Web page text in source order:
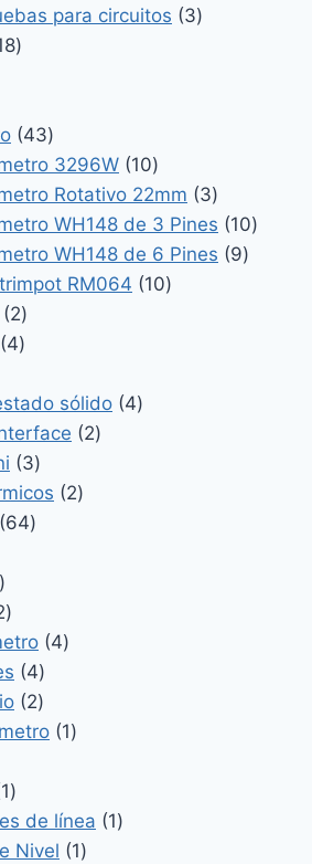
productos
para circuitos 33
18
4343
productos
3296W 1010
productos
Rotativo 22mm 33
productos
WH148 de 3 Pines 1010
WH148 de 6 Pines 99
RM064 1010
22
productos
44
sólido 44
22
33
productos
22
6464
112
productos
44
44
productos
22
productos
11
11
producto
de línea 11
Nivel 11